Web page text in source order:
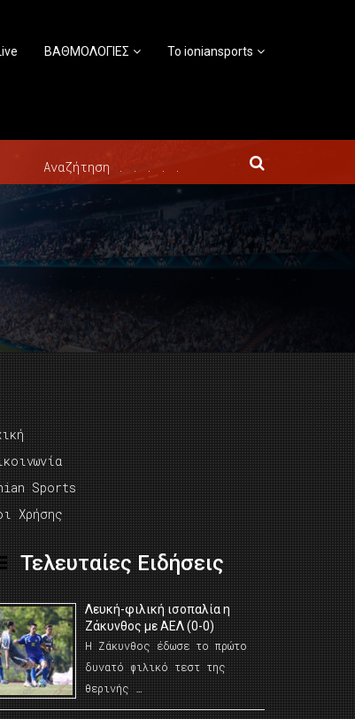
ΒΑΘΜΟΛΟΓΙΕΣ Το ioniansports
Sports
Χρήσης
Τελευταίες Ειδήσεις
Λευκή-φιλική ισοπαλία η
Ζάκυνθος με ΑΕΛ (0-0)
Η Ζάκυνθος έδωσε το πρώτο
δυνατό φιλικό τεστ της
θερινής …